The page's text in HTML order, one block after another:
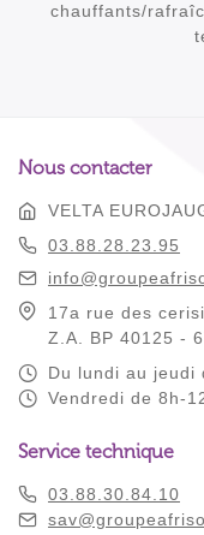
chauffants/
Nous contacter
VELTA
03.88.28.23.95
17a rue des
Z.A. BP 40125 -
Du lundi au jeudi
Vendredi de 8h-
Service technique
03.88.30.84.10